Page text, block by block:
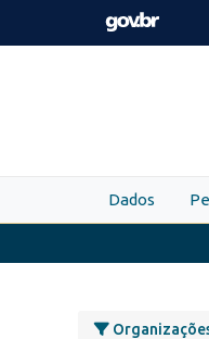
Skip to main content
Dados